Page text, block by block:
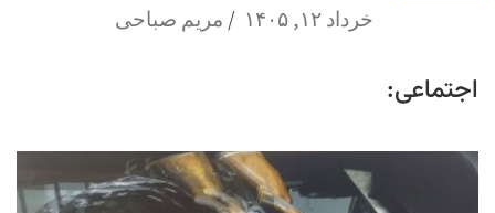
خرداد ۱۲, ۱۴۰۵ مریم صباحی
اجتماعی: